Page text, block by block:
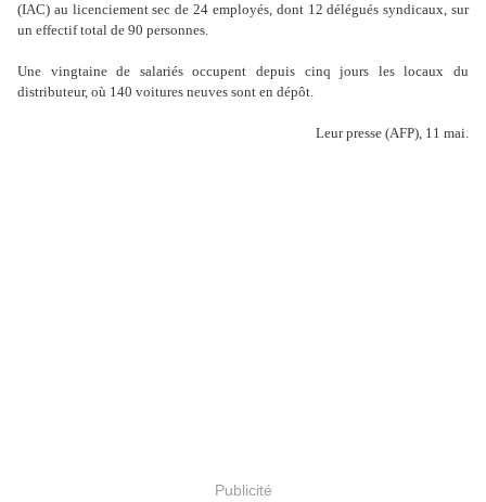
(IAC) au licenciement sec de 24 employés, dont 12 délégués syndicaux, sur
un effectif total de 90 personnes.
Une vingtaine de salariés occupent depuis cinq jours les locaux du
distributeur, où 140 voitures neuves sont en dépôt.
Leur presse (AFP), 11 mai.
Publicité